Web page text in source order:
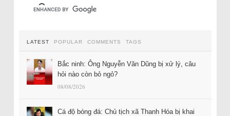
LATEST POPULAR COMMENTS TAGS
Bắc ninh: Ông Nguyễn Văn Dũng bị xử lý, câu
hỏi nào còn bỏ ngỏ?
08/08/2026
Cá độ bóng đá: Chủ tịch xã Thanh Hóa bị khai